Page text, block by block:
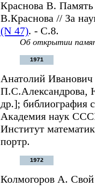
Краснова В. Память
В.Краснова // За
(N 47). - С.8.
Об открытии
1971
Анатолий Иванович
др.]; библиография
Академия наук
Институт
портр.
1972
Колмогоров А.